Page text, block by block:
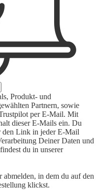
Produkt- und
Partnern, sowie
per E-Mail. Mit
dieser E-Mails ein. Du
den Link in jeder E-Mail
Deiner Daten und
du in unserer
in dem du auf den
klickst.